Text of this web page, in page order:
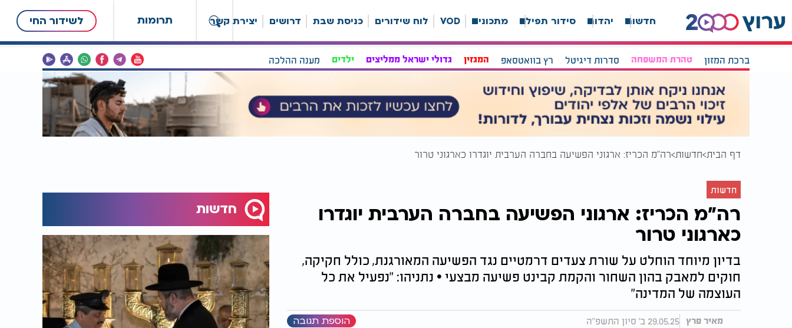
תרומות לשידור החי חדשות יהדות סידור תפילה מתכונים VOD לוח שידורים כניסת שבת דרושים יצירת קשר
ברכת המזון טהרת המשפחה סדרות דיגיטל רץ בוואטסאפ המגזין גדולי ישראל ממליצים ילדים מענה ההלכה
דף הבית חדשות רה"מ הכריז: ארגוני הפשיעה בחברה הערבית יוגדרו כארגוני טרור
חדשות
רה"מ הכריז: ארגוני הפשיעה בחברה הערבית יוגדרו
כארגוני טרור
בדיון מיוחד הוחלט על שורת צעדים דרמטיים נגד הפשיעה המאורגנת, כולל חקיקה,
חוקים למאבק בהון השחור והקמת קבינט פשיעה מבצעי • נתניהו: "נפעיל את כל
העוצמה של המדינה"
מאיר פרץ 29.05.25 ב' סיון התשפ"ה הוספת תגובה
חדשות